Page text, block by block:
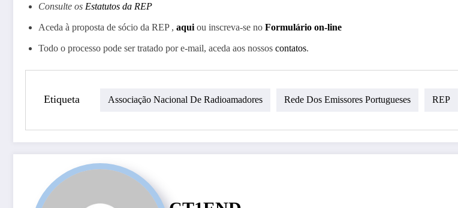
Consulte os Estatutos da REP
Aceda à proposta de sócio da REP , aqui ou inscreva-se no Formulário on-line
Todo o processo pode ser tratado por e-mail, aceda aos nossos contatos.
Etiqueta Associação Nacional De Radioamadores Rede Dos Emissores Portugueses REP